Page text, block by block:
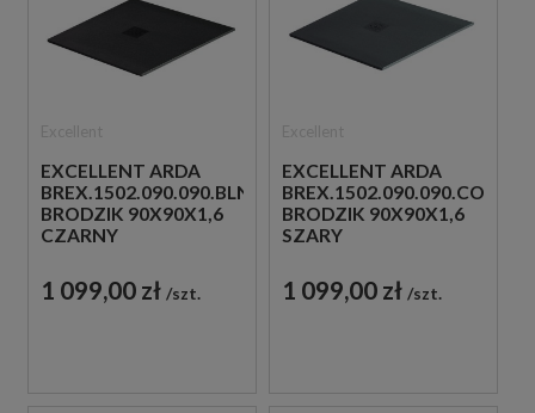
EXCELLENT ARDA
BREX.1502.090.090.BLN
BRODZIK 90X90X1,6
CZARNY
1 099,00 zł szt.
EXCELLENT ARDA
BREX.1502.090.090.CON
BRODZIK 90X90X1,6
SZARY
1 099,00 zł szt.